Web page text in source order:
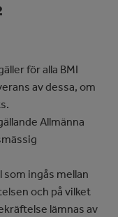
för alla BMI
av dessa, om
Allmänna
som ingås mellan
och på vilket
lämnas av